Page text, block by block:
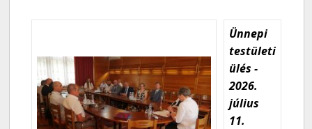
Ünnepi
testületi
ülés -
2026.
július
11.